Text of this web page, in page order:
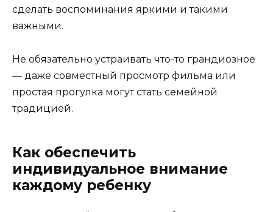
сделать воспоминания яркими и такими
важными.
Не обязательно устраивать что-то грандиозное
— даже совместный просмотр фильма или
простая прогулка могут стать семейной
традицией.
Как обеспечить
индивидуальное внимание
каждому ребенку